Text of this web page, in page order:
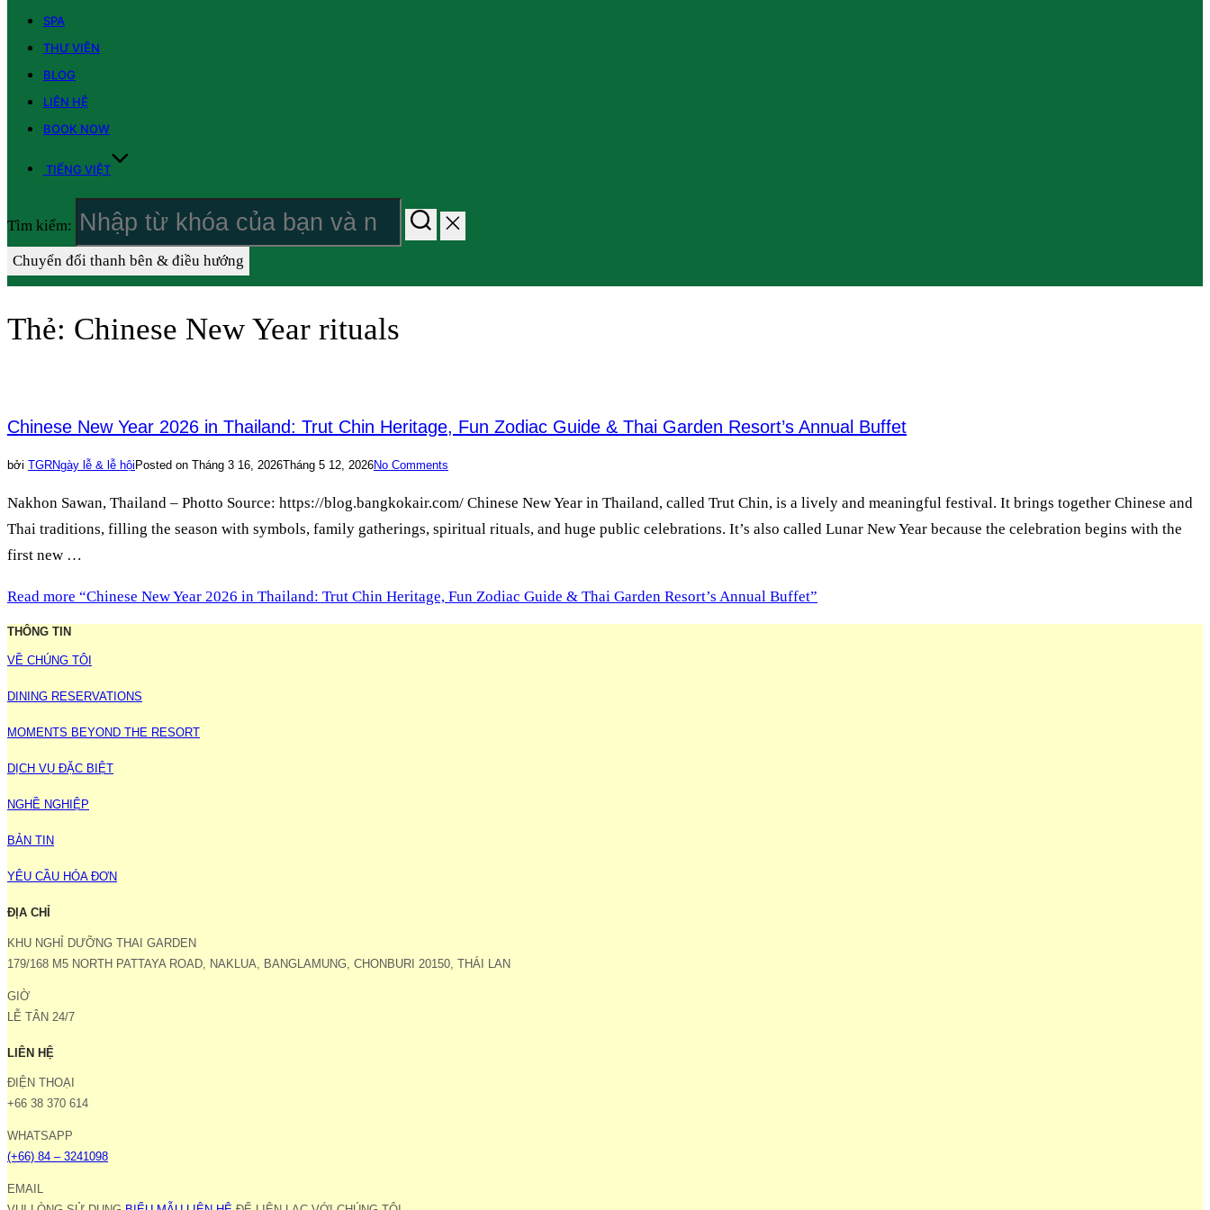
SPA
THƯ VIỆN
BLOG
LIÊN HỆ
BOOK NOW
TIẾNG VIỆT
Tìm kiếm:
Chuyển đổi thanh bên & điều hướng
Thẻ: Chinese New Year rituals
Chinese New Year 2026 in Thailand: Trut Chin Heritage, Fun Zodiac Guide & Thai Garden Resort’s Annual Buffet
bởi TGRNgày lễ & lễ hộiPosted on Tháng 3 16, 2026Tháng 5 12, 2026No Comments
Nakhon Sawan, Thailand – Photto Source: https://blog.bangkokair.com/ Chinese New Year in Thailand, called Trut Chin, is a lively and meaningful festival. It brings together Chinese and
Thai traditions, filling the season with symbols, family gatherings, spiritual rituals, and huge public celebrations. It’s also called Lunar New Year because the celebration begins with the
first new …
Read more “Chinese New Year 2026 in Thailand: Trut Chin Heritage, Fun Zodiac Guide & Thai Garden Resort’s Annual Buffet”
THÔNG TIN
VỀ CHÚNG TÔI
DINING RESERVATIONS
MOMENTS BEYOND THE RESORT
DỊCH VỤ ĐẶC BIỆT
NGHỀ NGHIỆP
BẢN TIN
YÊU CẦU HÓA ĐƠN
ĐỊA CHỈ
KHU NGHỈ DƯỠNG THAI GARDEN
179/168 M5 NORTH PATTAYA ROAD, NAKLUA, BANGLAMUNG, CHONBURI 20150, THÁI LAN
GIỜ
LỄ TÂN 24/7
LIÊN HỆ
ĐIỆN THOẠI
+66 38 370 614
WHATSAPP
(+66) 84 – 3241098
EMAIL